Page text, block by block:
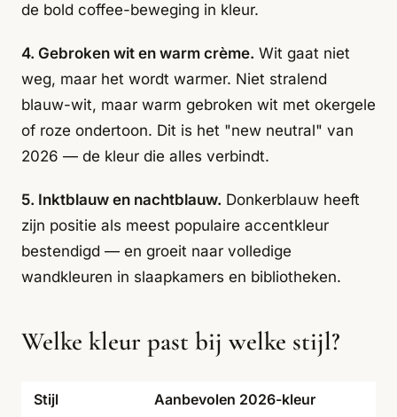
de bold coffee-beweging in kleur.
4. Gebroken wit en warm crème. Wit gaat niet
weg, maar het wordt warmer. Niet stralend
blauw-wit, maar warm gebroken wit met okergele
of roze ondertoon. Dit is het "new neutral" van
2026 — de kleur die alles verbindt.
5. Inktblauw en nachtblauw. Donkerblauw heeft
zijn positie als meest populaire accentkleur
bestendigd — en groeit naar volledige
wandkleuren in slaapkamers en bibliotheken.
Welke kleur past bij welke stijl?
Stijl Aanbevolen 2026-kleur